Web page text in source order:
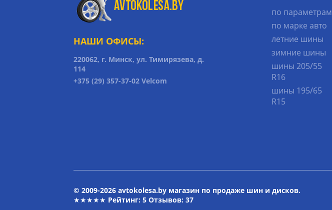
НАШИ ОФИСЫ:
220062, г. Минск, ул. Тимирязева, д.
114
+375 (29) 357-37-02 Velcom
по параметрам
по марке авто
летние шины
зимние шины
шины 205/55
R16
шины 195/65
R15
© 2009-2026 avtokolesa.by магазин по продаже шин и дисков.
★★★★★ Рейтинг: 5 Отзывов: 37